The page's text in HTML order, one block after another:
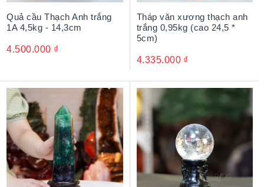
Quả cầu Thạch Anh trắng
1A 4,5kg - 14,3cm
4.500.000 ₫
Tháp văn xương thạch anh
trắng 0,95kg (cao 24,5 *
5cm)
4.335.000 ₫